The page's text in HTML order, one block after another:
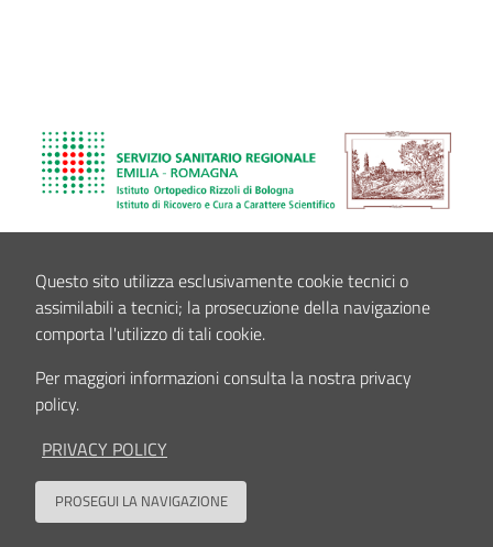
Questo sito utilizza esclusivamente cookie tecnici o
assimilabili a tecnici; la prosecuzione della navigazione
comporta l'utilizzo di tali cookie.
Per maggiori informazioni consulta la nostra privacy
policy.
PRIVACY POLICY
PROSEGUI LA NAVIGAZIONE